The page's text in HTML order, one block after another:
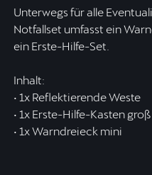
Unterwegs für alle
Notfallset umfasst ein
ein Erste-Hilfe-Set.
Inhalt:
• 1x Reflektierende Weste
• 1x Erste-Hilfe-Kasten groß
• 1x Warndreieck mini